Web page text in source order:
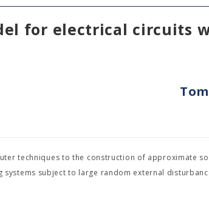
for electrical circuits
techniques to the construction of approximate
subject to large random external